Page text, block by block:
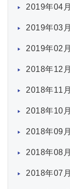
2019年04月
2019年03月
2019年02月
2018年12月
2018年11月
2018年10月
2018年09月
2018年08月
2018年07月